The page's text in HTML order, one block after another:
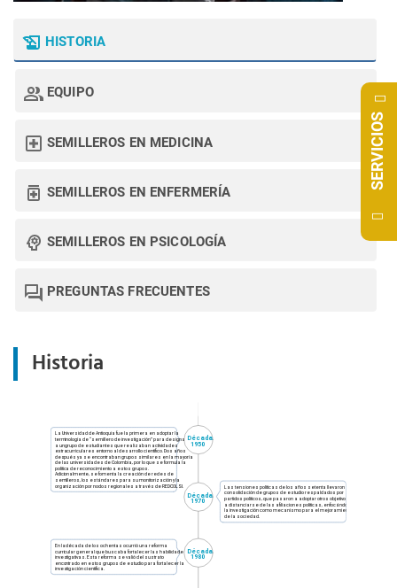
HISTORIA
EQUIPO
SEMILLEROS EN MEDICINA
SEMILLEROS EN ENFERMERÍA
SEMILLEROS EN PSICOLOGÍA
PREGUNTAS FRECUENTES
Historia
SERVICIOS